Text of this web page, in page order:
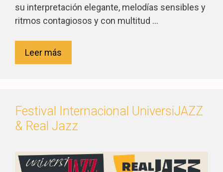
su interpretación elegante, melodías sensibles y
ritmos contagiosos y con multitud …
Leer más
Festival Internacional UniversiJAZZ
& Real Jazz